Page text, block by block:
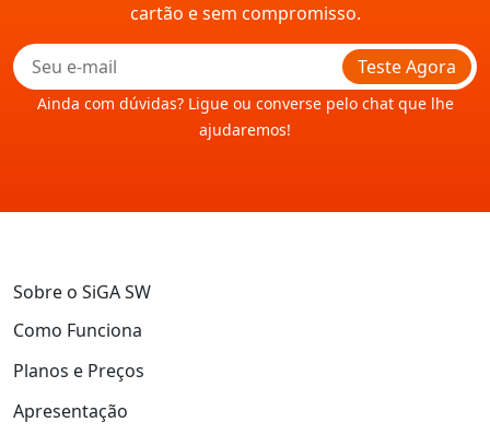
cartão e sem compromisso.
Teste Agora
Ainda com dúvidas? Ligue ou converse pelo chat que lhe
ajudaremos!
Sobre o SiGA SW
Como Funciona
Planos e Preços
Apresentação